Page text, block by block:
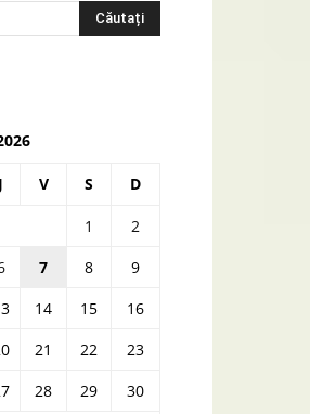
J V S D
1
2
7 8
9
14 15
16
21 22
23
28 29
30